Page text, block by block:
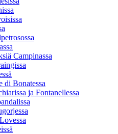
Campinassa
di Bonatessa
ja Fontanellessa